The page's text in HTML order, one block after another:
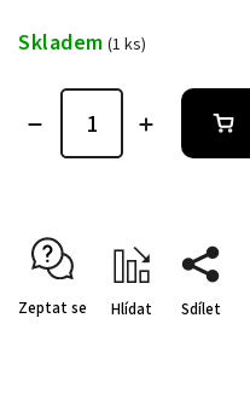
Skladem (1 ks)
Zeptat se Hlídat Sdílet